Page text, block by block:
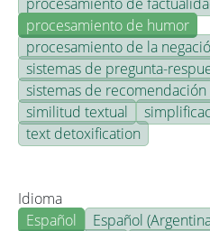
procesamiento de humor
procesamiento de la
sistemas de pregunta-
sistemas de recomendación
similitud textual
text detoxification
Idioma
Español
Español